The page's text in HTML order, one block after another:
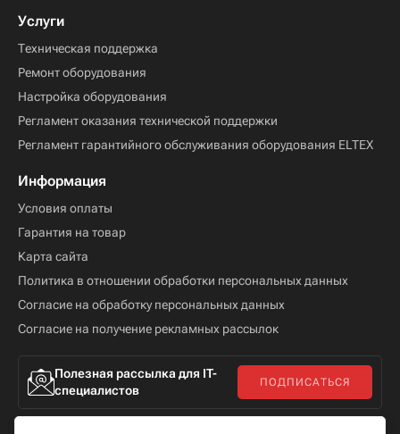
Услуги
Техническая поддержка
Ремонт оборудования
Настройка оборудования
Регламент оказания технической поддержки
Регламент гарантийного обслуживания оборудования ELTEX
Информация
Условия оплаты
Гарантия на товар
Карта сайта
Политика в отношении обработки персональных данных
Согласие на обработку персональных данных
Согласие на получение рекламных рассылок
Полезная рассылка для IT-
специалистов
ПОДПИСАТЬСЯ